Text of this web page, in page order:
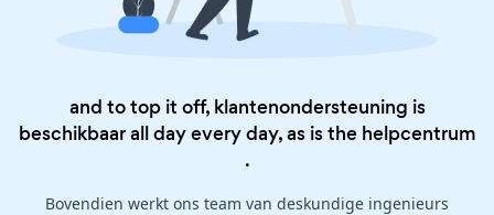
and to top it off, klantenondersteuning is
beschikbaar all day every day, as is the helpcentrum
.
Bovendien werkt ons team van deskundige ingenieurs